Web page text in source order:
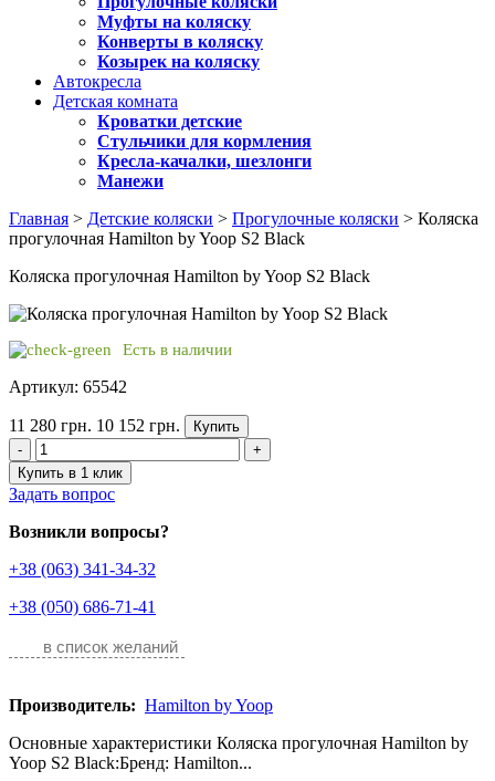
Муфты на коляску
Конверты в коляску
Козырек на коляску
Автокресла
Детская комната
Кроватки детские
Стульчики для кормления
Кресла-качалки, шезлонги
Манежи
Главная > Детские коляски > Прогулочные коляски > Коляска
прогулочная Hamilton by Yoop S2 Black
Коляска прогулочная Hamilton by Yoop S2 Black
Есть в наличии
Артикул: 65542
11 280 грн. 10 152 грн.
Купить
-
+
Купить в 1 клик
Задать вопрос
Возникли вопросы?
+38 (063) 341-34-32
+38 (050) 686-71-41
в список желаний
Производитель: Hamilton by Yoop
Основные характеристики Коляска прогулочная Hamilton by
Yoop S2 Black:Бренд: Hamilton...